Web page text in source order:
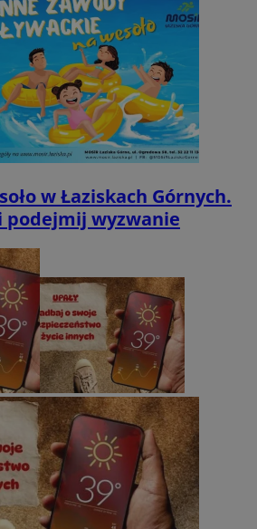
w Łaziskach Górnych.
podejmij wyzwanie